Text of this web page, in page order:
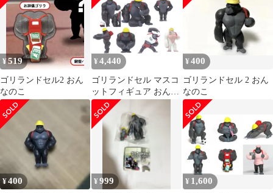
ン マスコットフィギュ
ア2」
¥519
ゴリランドセル2 おん
なのこ
¥ 4,440
ゴリランドセル マスコ
ットフィギュア おんな
のこバージョン シーク
レット・激レア含む全7
種セット フルコンプ ガ
チャガチャ カプセルト
¥400
ゴリランドセル 2 おん
なのこ
¥400 ¥999 ¥ 1,600